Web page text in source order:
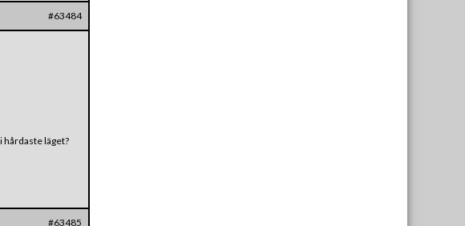
#63484
hårdaste läget?
#63485